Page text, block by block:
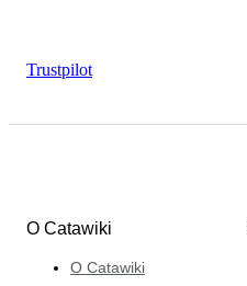
Trustpilot
O Catawiki
O Catawiki